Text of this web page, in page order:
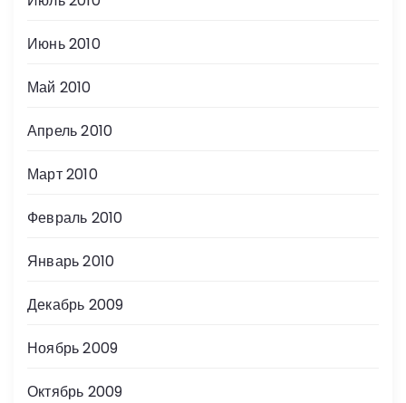
Июнь 2010
Май 2010
Апрель 2010
Март 2010
Февраль 2010
Январь 2010
Декабрь 2009
Ноябрь 2009
Октябрь 2009